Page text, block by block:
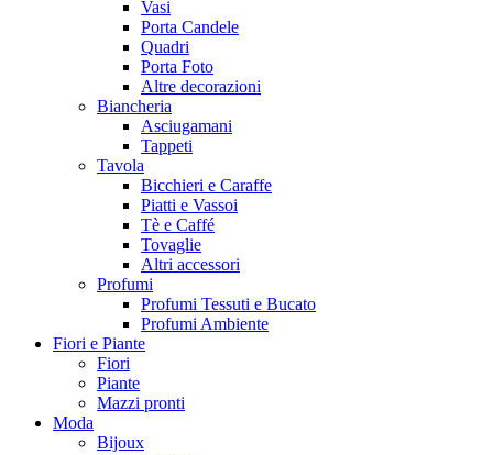
Vasi
Porta Candele
Quadri
Porta Foto
Altre decorazioni
Biancheria
Asciugamani
Tappeti
Tavola
Bicchieri e Caraffe
Piatti e Vassoi
Tè e Caffé
Tovaglie
Altri accessori
Profumi
Profumi Tessuti e Bucato
Profumi Ambiente
Fiori e Piante
Fiori
Piante
Mazzi pronti
Moda
Bijoux